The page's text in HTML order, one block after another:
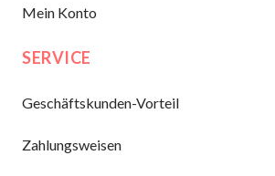
Mein Konto
SERVICE
Geschäftskunden-Vorteil
Zahlungsweisen